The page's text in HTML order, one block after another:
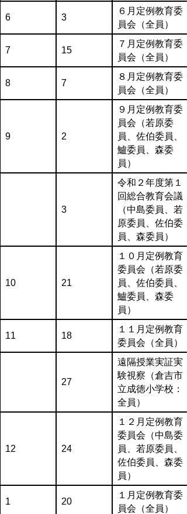
6 3
６月定例教育委
員会（全員）
7 15
７月定例教育委
員会（全員）
8 7
８月定例教育委
員会（全員）
9 2
９月定例教育委
員会（若原委
員、佐伯委員、
鱸委員、森委
員）
3
令和２年度第１
回総合教育会議
（中島委員、若
原委員、佐伯委
員、森委員）
10 21
１０月定例教育
委員会（若原委
員、佐伯委員、
鱸委員、森委
員）
11 18
１１月定例教育
委員会（全員）
27
遠隔授業実証実
験視察（倉吉市
立成徳小学校：
全員）
12 24
１２月定例教育
委員会（中島委
員、若原委員、
佐伯委員、森委
員）
1 20
１月定例教育委
員会（全員）